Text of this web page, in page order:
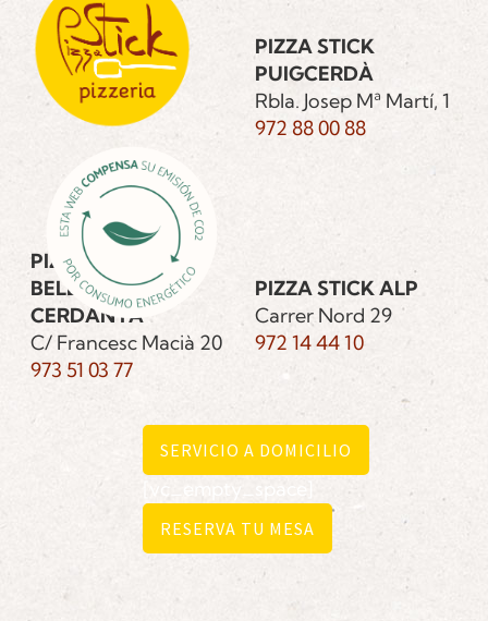
PIZZA STICK
PUIGCERDÀ
Rbla. Josep Mª Martí, 1
972 88 00 88
PIZZA STICK
BELLVER DE
CERDANYA
C/ Francesc Macià 20
973 51 03 77
PIZZA STICK ALP
Carrer Nord 29
972 14 44 10
SERVICIO A DOMICILIO
[vc_empty_space]
RESERVA TU MESA